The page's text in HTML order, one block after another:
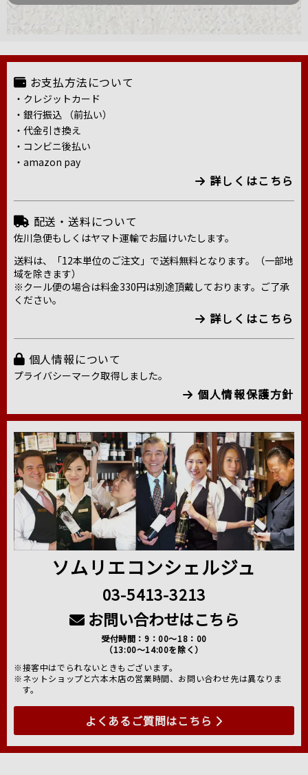
お支払方法について
・クレジットカード
・銀行振込 （前払い）
・代金引き換え
・コンビニ後払い
・amazon pay
詳しくはこちら
配送・送料について
佐川急便もしくはヤマト運輸でお届けいたします。
送料は、「12本単位のご注文」で送料無料となります。（一部地
域を除きます）
※クール便の場合は料金330円は別途頂戴しております。ご了承
ください。
詳しくはこちら
個人情報について
プライバシーマーク取得しました。
個人情報保護方針
ソムリエコンシェルジュ
03-5413-3213
お問い合わせはこちら
受付時間：9：00～18：00
（13:00～14:00を除く）
※接客中はでられないときもございます。
※ネットショップと六本木店の営業時間、お問い合わせ先は異なりま
す。
よくあるご質問はこちら